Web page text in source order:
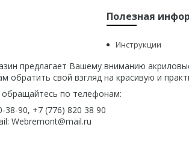
Полезная
Инструкции
предлагает Вашему вниманию
обратить свой взгляд на красивую и
по телефонам:
38-90, +7 (776) 820 38 90
Webremont@mail.ru